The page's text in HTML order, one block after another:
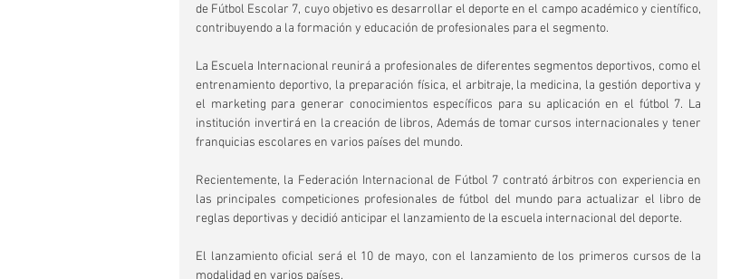
de Fútbol Escolar 7, cuyo objetivo es desarrollar el deporte en el campo académico y científico,
contribuyendo a la formación y educación de profesionales para el segmento.
La Escuela Internacional reunirá a profesionales de diferentes segmentos deportivos, como el
entrenamiento deportivo, la preparación física, el arbitraje, la medicina, la gestión deportiva y
el marketing para generar conocimientos específicos para su aplicación en el fútbol 7. La
institución invertirá en la creación de libros, Además de tomar cursos internacionales y tener
franquicias escolares en varios países del mundo.
Recientemente, la Federación Internacional de Fútbol 7 contrató árbitros con experiencia en
las principales competiciones profesionales de fútbol del mundo para actualizar el libro de
reglas deportivas y decidió anticipar el lanzamiento de la escuela internacional del deporte.
El lanzamiento oficial será el 10 de mayo, con el lanzamiento de los primeros cursos de la
modalidad en varios países.